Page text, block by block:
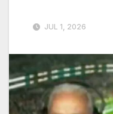
JUL 1, 2026